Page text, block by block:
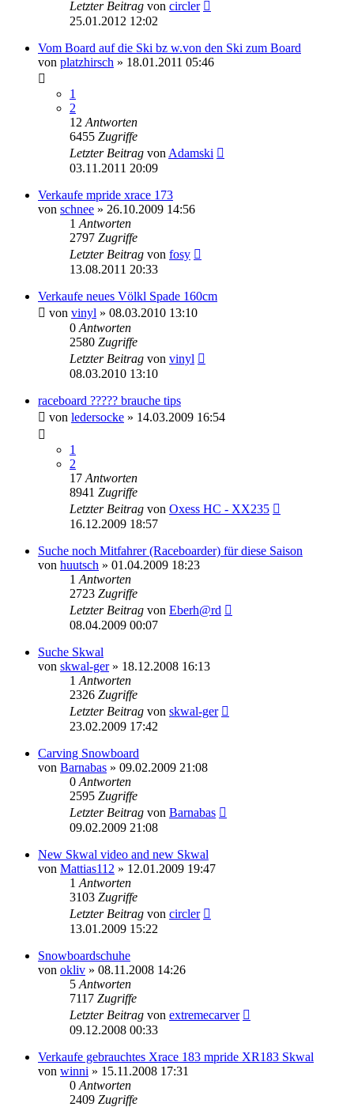
Letzter Beitrag von circler
25.01.2012 12:02
Vom Board auf die Ski bz w.von den Ski zum Board
von platzhirsch » 18.01.2011 05:46
1
2
12 Antworten
6455 Zugriffe
Letzter Beitrag von Adamski
03.11.2011 20:09
Verkaufe mpride xrace 173
von schnee » 26.10.2009 14:56
1 Antworten
2797 Zugriffe
Letzter Beitrag von fosy
13.08.2011 20:33
Verkaufe neues Völkl Spade 160cm
von vinyl » 08.03.2010 13:10
0 Antworten
2580 Zugriffe
Letzter Beitrag von vinyl
08.03.2010 13:10
raceboard ????? brauche tips
von ledersocke » 14.03.2009 16:54
1
2
17 Antworten
8941 Zugriffe
Letzter Beitrag von Oxess HC - XX235
16.12.2009 18:57
Suche noch Mitfahrer (Raceboarder) für diese Saison
von huutsch » 01.04.2009 18:23
1 Antworten
2723 Zugriffe
Letzter Beitrag von Eberh@rd
08.04.2009 00:07
Suche Skwal
von skwal-ger» 18.12.2008 16:13
1 Antworten
2326 Zugriffe
Letzter Beitrag von skwal-ger
23.02.2009 17:42
Carving Snowboard
von Barnabas » 09.02.2009 21:08
0 Antworten
2595 Zugriffe
Letzter Beitrag von Barnabas
09.02.2009 21:08
New Skwal video and new Skwal
von Mattias112 » 12.01.2009 19:47
1 Antworten
3103 Zugriffe
Letzter Beitrag von circler
13.01.2009 15:22
Snowboardschuhe
von okliv » 08.11.2008 14:26
5 Antworten
7117 Zugriffe
Letzter Beitrag von extremecarver
09.12.2008 00:33
Verkaufe gebrauchtes Xrace 183 mpride XR183 Skwal
von winni » 15.11.2008 17:31
0 Antworten
2409 Zugriffe